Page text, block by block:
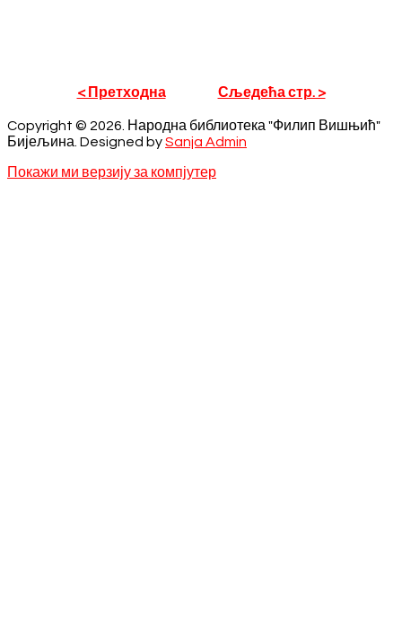
< Претходна Сљедећа стр. >
Copyright © 2026. Народна библиотека "Филип Вишњић"
Бијељина. Designed bySanja Admin
Покажи ми верзију за компјутер